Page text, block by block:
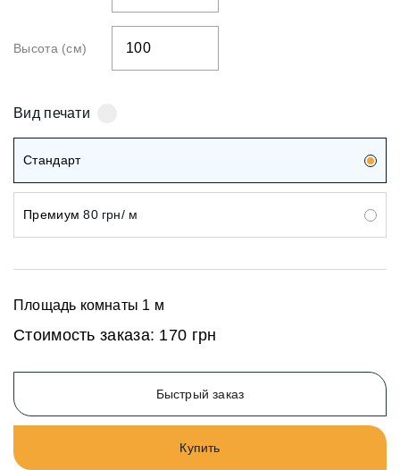
Высота (см)
Вид печати
Стандарт
Премиум 80 грн/ м
Площадь комнаты 1 м
Стоимость заказа: 170 грн
Быстрый заказ
Купить